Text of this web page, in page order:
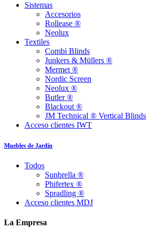
Sistemas
Accesorios
Rollease ®
Neolux
Textiles
Combi Blinds
Junkers & Müllers ®
Mermet ®
Nordic Screen
Neolux ®
Butler ®
Blackout ®
JM Technical ® Vertical Blinds
Acceso clientes IWT
Muebles de Jardín
Todos
Sunbrella ®
Phifertex ®
Spradling ®
Acceso clientes MDJ
La Empresa